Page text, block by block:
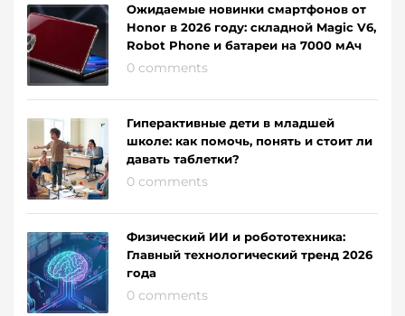
Ожидаемые новинки смартфонов от
Honor в 2026 году: складной Magic V6,
Robot Phone и батареи на 7000 мАч
0 comments
Гиперактивные дети в младшей
школе: как помочь, понять и стоит ли
давать таблетки?
0 comments
Физический ИИ и робототехника:
Главный технологический тренд 2026
года
0 comments